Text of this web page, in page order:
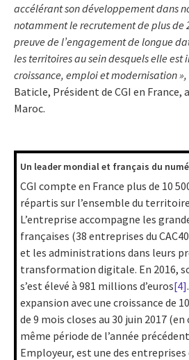
accélérant son développement dans
notamment le recrutement de plus de
preuve de l’engagement de longue
les territoires au sein desquels elle est
croissance, emploi et modernisation »,
Baticle, Président de CGI en France,
Maroc.
Un leader mondial et français du
CGI compte en France plus de 10
répartis sur l’ensemble du
L’entreprise accompagne les
françaises (38 entreprises du
et les administrations dans leurs
transformation digitale. En 2016,
s’est élevé à 981 millions d’euros[4]
expansion avec une croissance de
de 9 mois closes au 30 juin 2017
même période de l’année
Employeur, est une des